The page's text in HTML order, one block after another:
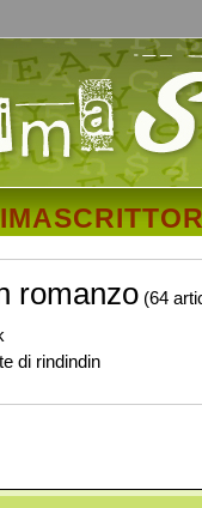
romanzo (64
di rindindin